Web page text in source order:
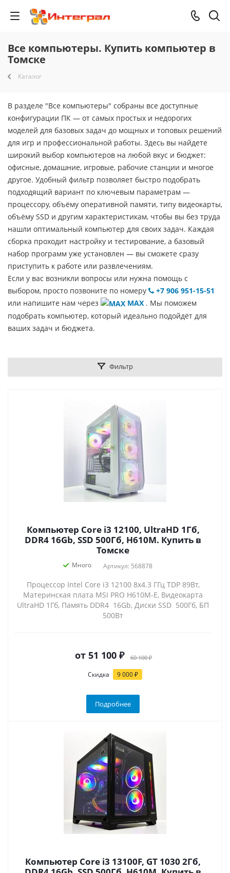
Все компьютеры. Купить компьютер в
Томске
Каталог
В разделе "Все компьютеры" собраны все доступные
конфигурации ПК — от самых простых и недорогих
моделей для базовых задач до мощных и топовых решений
для игр и профессиональной работы. Здесь вы найдете
широкий выбор компьютеров на любой вкус и бюджет:
офисные, домашние, игровые, рабочие станции и многое
другое. Удобный фильтр позволяет быстро подобрать
подходящий вариант по ключевым параметрам —
процессору, объёму оперативной памяти, типу видеокарты,
объёму SSD и другим характеристикам, чтобы вы без труда
нашли оптимальный компьютер для своих задач. Каждая
сборка проходит настройку и тестирование, а базовый
набор программ уже установлен — вы сможете сразу
приступить к работе или развлечениям.
Если у вас возникли вопросы или нужна помощь с
выбором, просто позвоните по номеру
+7 906 951-15-51
или напишите нам через
MAX . Мы поможем
подобрать компьютер, который идеально подойдёт для
ваших задач и бюджета.
Фильтр
Компьютер Core i3 12100, UltraHD 1Гб,
DDR4 16Gb, SSD 500Гб, H610M. Купить в
Томске
Много Артикул: 568878
Процессор Intel Core i3 12100 8x4.3 ГГц TDP 89Вт,
Материнская плата MSI PRO H610M-E, Видеокарта
UltraHD 1Гб, Память DDR4 16Gb, Диски SSD 500Гб, БП
500Вт
от 51 100 ₽ 60 100 ₽
Скидка 9 000 ₽
Подробнее
Компьютер Core i3 13100F, GT 1030 2Гб,